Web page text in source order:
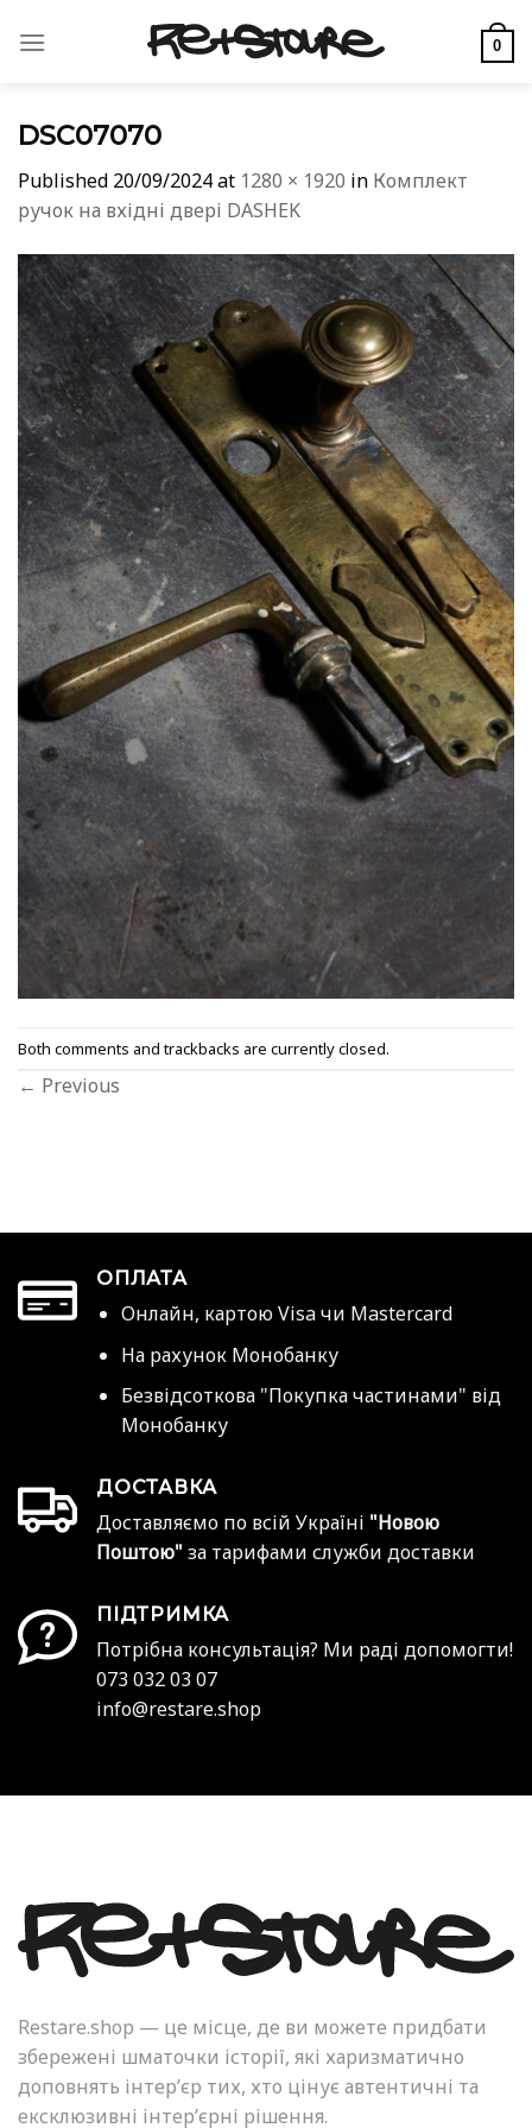
0
DSC07070
Published 20/09/2024at 1280 × 1920 in Комплект
ручок на вхідні двері DASHEK
Both comments and trackbacks are currently closed.
← Previous
ОПЛАТА
Онлайн, картою Visa чи Mastercard
На рахунок Монобанку
Безвідсоткова "Покупка частинами" від
Монобанку
ДОСТАВКА
Доставляємо по всій Україні "Новою
Поштою" за тарифами служби доставки
ПІДТРИМКА
Потрібна консультація? Ми раді допомогти!
073 032 03 07
info@restare.shop
Restare.shop — це місце, де ви можете придбати
збережені шматочки історії, які харизматично
доповнять інтер’єр тих, хто цінує автентичні та
ексклюзивні інтер’єрні рішення.